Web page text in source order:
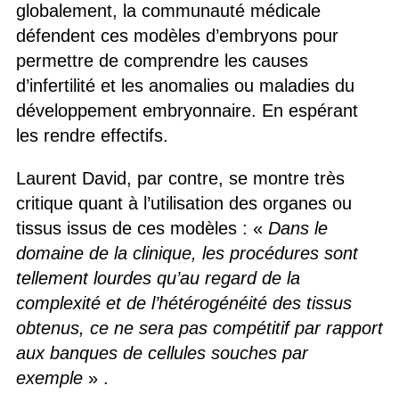
globalement, la communauté médicale
défendent ces modèles d’embryons pour
permettre de comprendre les causes
d’infertilité et les anomalies ou maladies du
développement embryonnaire. En espérant
les rendre effectifs.
Laurent David, par contre, se montre très
critique quant à l’utilisation des organes ou
tissus issus de ces modèles : « Dans le
domaine de la clinique, les procédures sont
tellement lourdes qu’au regard de la
complexité et de l’hétérogénéité des tissus
obtenus, ce ne sera pas compétitif par rapport
aux banques de cellules souches par
exemple» .